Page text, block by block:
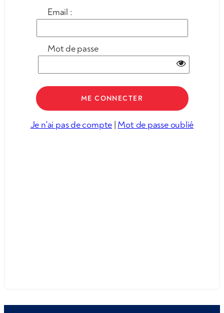
Email :
Mot de passe
Je n'ai pas de compte | Mot de passe oublié